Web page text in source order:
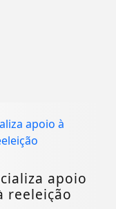
apoio
reeleição